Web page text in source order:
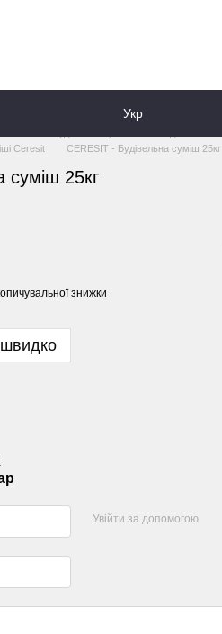
Укр
Ceresit
CERESIT - Будівельна суміш 25кг
суміш 25кг
знижки
Увійти за допомогою